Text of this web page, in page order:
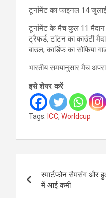
टूर्नामेंट का फाइनल 14
टूर्नामेंट के मैच कुल 11
ट्रैफर्ड, टॉटन का काउंटी
बाउल, कार्डिफ का सोफिया
भारतीय समयानुसार मैच
इसे शेयर करें
Tags: ICC, Worldcup
navigation
स्मार्टफोन सैमसंग और
में आई कमी